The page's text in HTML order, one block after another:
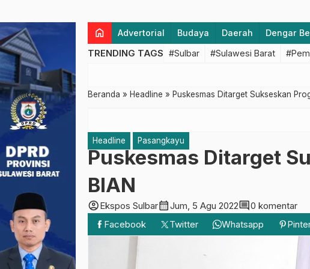
home Advertorial Budaya Daerah Dengar
TRENDING TAGS #Sulbar #Sulawesi Barat
Beranda » Headline » Puskesmas Ditarget Sukseskan
Headline Pasangkayu
Puskesmas Ditarget
BIAN
account_circleEkspos Sulbarcalendar_monthJum, 5 Agu 2022comment0 komentar
Facebook
Twitter Whatsapp